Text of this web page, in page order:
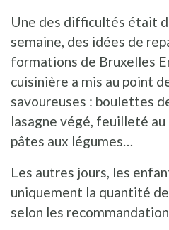
Une des difficultés était
semaine, des idées de
formations de Bruxelles
cuisinière a mis au point
savoureuses : boulettes
lasagne végé, feuilleté
pâtes aux légumes…
Les autres jours, les
uniquement la quantité
selon les